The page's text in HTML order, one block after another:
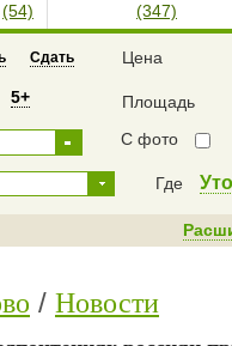
(54)
(347)
Сдать Цена
5+ Площадь
С фото
Где
Новости